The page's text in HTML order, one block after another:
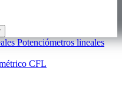
Potenciómetros lineales